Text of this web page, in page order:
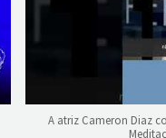
A atriz Cameron Diaz